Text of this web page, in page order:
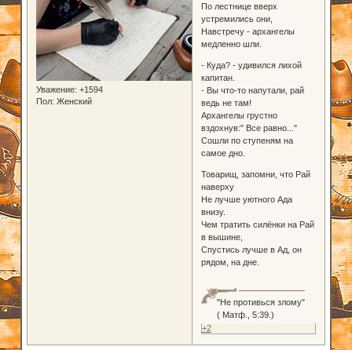
Уважение: +1594
Пол: Женский
По лестнице вверх
устремились они,
Навстречу - архангелы
медленно шли.
- Куда? - удивился лихой
капитан.
- Вы что-то напутали, рай
ведь не там!
Архангелы грустно
вздохнув:" Все равно..."
Сошли по ступеням на
самое дно.
Товарищ, запомни, что Рай
наверху
Не лучше уютного Ада
внизу.
Чем тратить силёнки на Рай
в вышине,
Спустись лучше в Ад, он
рядом, на дне.
"Не противься злому"
( Матф., 5:39.)
+2